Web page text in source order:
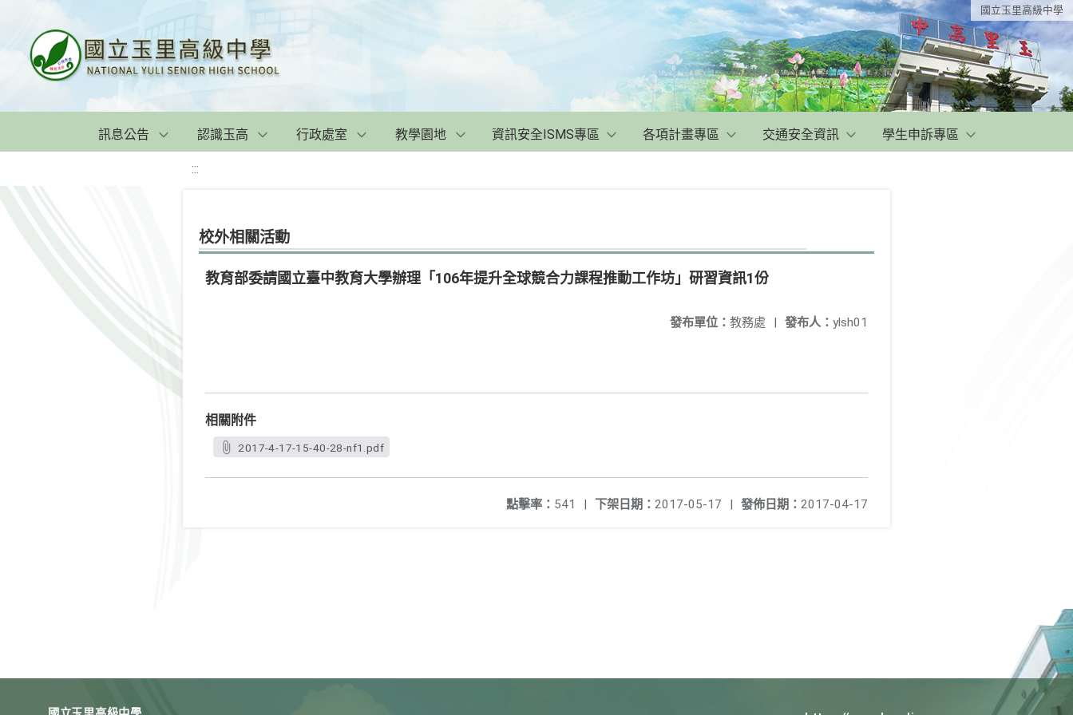
國立玉里高級中學
訊息公告 認識玉高 行政處室 教學園地 資訊安全ISMS專區 各項計畫專區 交通安全資訊 學生申訴專區
:::
校外相關活動
教育部委請國立臺中教育大學辦理「106年提升全球競合力課程推動工作坊」研習資訊1份
發布人： ylsh01
發布單位： 教務處 |
相關附件
2017-4-17-15-40-28-nf1.pdf
發佈日期： 2017-04-17
下架日期： 2017-05-17 |
點擊率： 541 |